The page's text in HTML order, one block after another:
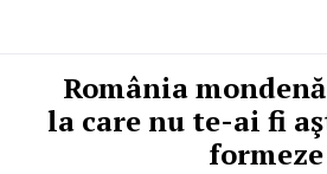
România
la care nu te-ai fi
formeze